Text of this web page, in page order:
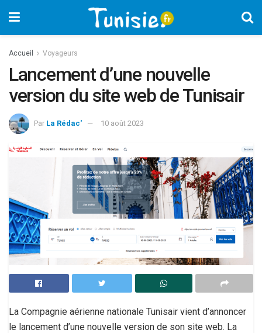
Accueil Voyageurs
Lancement d’une nouvelle
version du site web de Tunisair
Par La Rédac' 10 août 2023
La Compagnie aérienne nationale Tunisair vient d’annoncer
le lancement d’une nouvelle version de son site web. La